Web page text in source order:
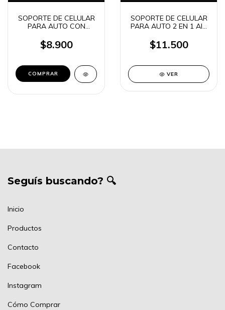
SOPORTE DE CELULAR
PARA AUTO CON
IMAN NETMAK NM-
HC22
$8.900
SOPORTE DE CELULAR
PARA AUTO 2 EN 1 AIR
$11.500
VER
Seguís buscando? 🔍
Inicio
Productos
Contacto
Facebook
Instagram
Cómo Comprar